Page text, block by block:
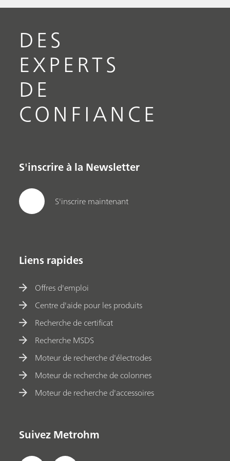
DES
EXPERTS
DE
CONFIANCE
S'inscrire à la Newsletter
S'inscrire maintenant
Liens rapides
Offres d'emploi
Centre d'aide pour les produits
Recherche de certificat
Recherche MSDS
Moteur de recherche d'électrodes
Moteur de recherche de colonnes
Moteur de recherche d'accessoires
Suivez Metrohm